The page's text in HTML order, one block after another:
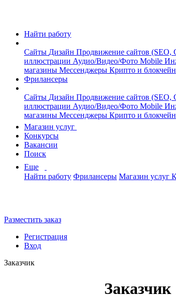
Найти работу
Сайты Дизайн Продвижение сайтов (SEO,
иллюстрации Аудио/Видео/Фото Mobile
магазины Мессенджеры Крипто и блокчейн
Фрилансеры
Сайты Дизайн Продвижение сайтов (SEO,
иллюстрации Аудио/Видео/Фото Mobile
магазины Мессенджеры Крипто и блокчейн
Магазин услуг
Конкурсы
Вакансии
Поиск
Еще
Найти работу Фрилансеры Магазин услуг
Разместить заказ
Регистрация
Вход
Заказчик
Заказчик